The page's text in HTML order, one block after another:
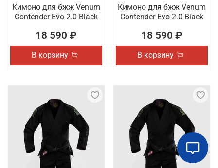
Кимоно для бжж Venum
Contender Evo 2.0 Black
18 590 ₽
В корзину
Кимоно для бжж Venum
Contender Evo 2.0 Black
18 590 ₽
В корзину